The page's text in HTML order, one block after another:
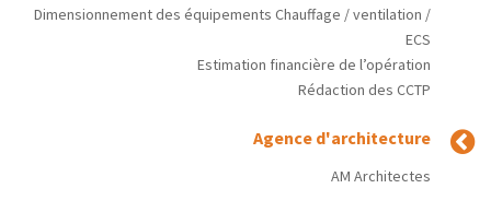
Dimensionnement des équipements Chauffage / ventilation /
ECS
Estimation financière de l’opération
Rédaction des CCTP
Agence d'architecture
AM Architectes